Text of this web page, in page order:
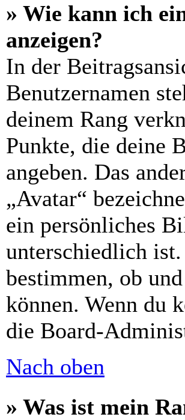
» Wie kann ich
anzeigen?
In der
Benutzernamen
deinem Rang
Punkte, die deine
angeben. Das
„Avatar“
ein persönliches
unterschiedlich
bestimmen, ob
können. Wenn du
die Board-
Nach oben
» Was ist mein